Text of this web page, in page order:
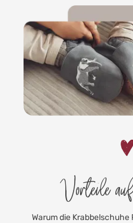
Vorteile
Warum die